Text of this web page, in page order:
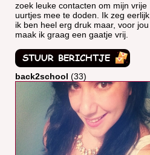
zoek leuke contacten om mijn vrije
uurtjes mee te doden. Ik zeg eerlijk,
ik ben heel erg druk maar, voor jou
maak ik graag een gaatje vrij.
back2school (33)